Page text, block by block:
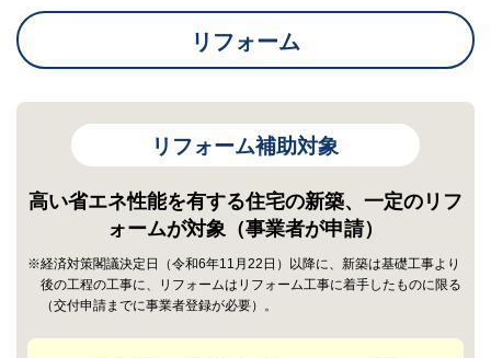
リフォーム
リフォーム補助対象
高い省エネ性能を有する住宅の新築、一定のリフ
ォームが対象（事業者が申請）
※経済対策閣議決定日（令和6年11月22日）以降に、新築は基礎工事より
後の工程の工事に、
リフォームはリフォーム工事に着手したものに限る
（交付申請までに事業者登録が必要）。